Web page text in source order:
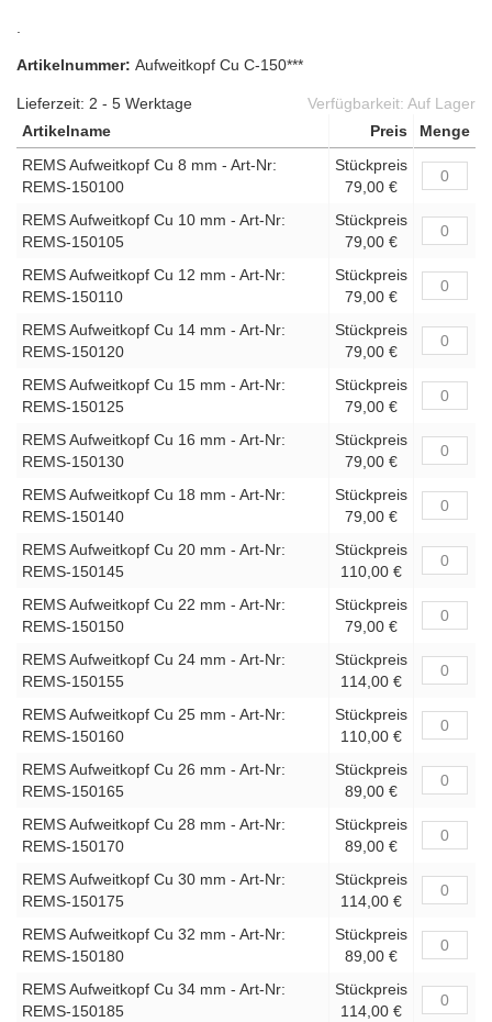
Artikelnummer: Aufweitkopf Cu C-150***
Verfügbarkeit: Auf Lager
Lieferzeit: 2 - 5 Werktage
Artikelname
Preis
Menge
REMS Aufweitkopf Cu 8 mm - Art-Nr:
REMS-150100
Stückpreis
79,00 €
REMS Aufweitkopf Cu 10 mm - Art-Nr:
REMS-150105
Stückpreis
79,00 €
REMS Aufweitkopf Cu 12 mm - Art-Nr:
REMS-150110
Stückpreis
79,00 €
REMS Aufweitkopf Cu 14 mm - Art-Nr:
REMS-150120
Stückpreis
79,00 €
REMS Aufweitkopf Cu 15 mm - Art-Nr:
REMS-150125
Stückpreis
79,00 €
REMS Aufweitkopf Cu 16 mm - Art-Nr:
REMS-150130
Stückpreis
79,00 €
REMS Aufweitkopf Cu 18 mm - Art-Nr:
REMS-150140
Stückpreis
79,00 €
REMS Aufweitkopf Cu 20 mm - Art-Nr:
REMS-150145
Stückpreis
110,00 €
REMS Aufweitkopf Cu 22 mm - Art-Nr:
REMS-150150
Stückpreis
79,00 €
REMS Aufweitkopf Cu 24 mm - Art-Nr:
REMS-150155
Stückpreis
114,00 €
REMS Aufweitkopf Cu 25 mm - Art-Nr:
REMS-150160
Stückpreis
110,00 €
REMS Aufweitkopf Cu 26 mm - Art-Nr:
REMS-150165
Stückpreis
89,00 €
REMS Aufweitkopf Cu 28 mm - Art-Nr:
REMS-150170
Stückpreis
89,00 €
REMS Aufweitkopf Cu 30 mm - Art-Nr:
REMS-150175
Stückpreis
114,00 €
REMS Aufweitkopf Cu 32 mm - Art-Nr:
REMS-150180
Stückpreis
89,00 €
REMS Aufweitkopf Cu 34 mm - Art-Nr:
REMS-150185
Stückpreis
114,00 €